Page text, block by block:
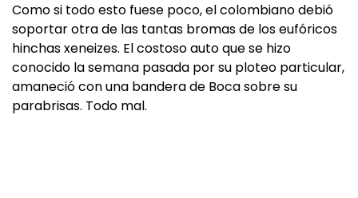
Como si todo esto fuese poco, el colombiano debió
soportar otra de las tantas bromas de los eufóricos
hinchas xeneizes. El costoso auto que se hizo
conocido la semana pasada por su ploteo particular,
amaneció con una bandera de Boca sobre su
parabrisas. Todo mal.